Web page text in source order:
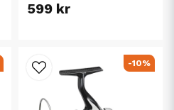
599 kr
-10%